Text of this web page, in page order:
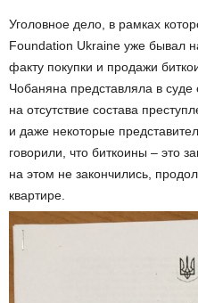
Уголовное дело, в рамках
Foundation Ukraine уже бывал
факту покупки и продажи
Чобаняна представляла в
на отсутствие состава
и даже некоторые
говорили, что биткоины – это
на этом не закончились,
квартире.